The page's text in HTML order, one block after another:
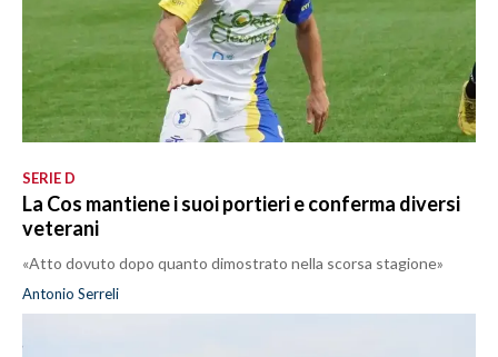
SERIE D
La Cos mantiene i suoi portieri e conferma diversi
veterani
«Atto dovuto dopo quanto dimostrato nella scorsa stagione»
Antonio Serreli